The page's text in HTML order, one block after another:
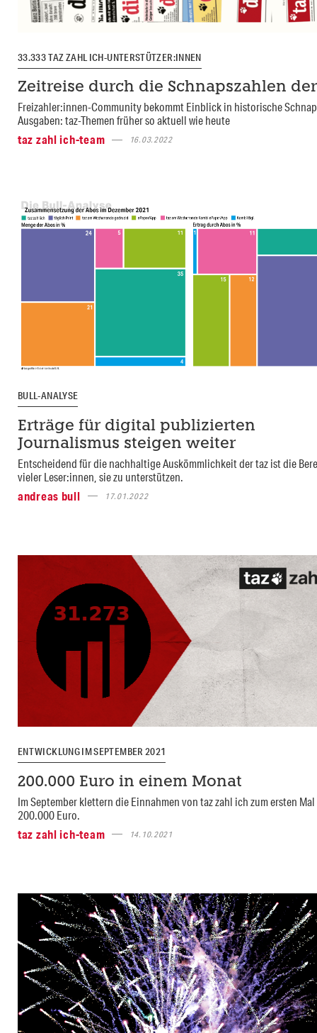
33.333 TAZ ZAHL ICH-UNTERSTÜTZER:INNEN
Zeitreise durch die Schnapszahlen
Freizahler:innen-Community bekommt Einblick in historische
Ausgaben: taz-Themen früher so aktuell wie heute
taz zahl ich-team
16.03.2022
BULL-ANALYSE
Erträge für digital publizierten
Journalismus steigen weiter
Entscheidend für die nachhaltige Auskömmlichkeit der taz ist die
vieler Leser:innen, sie zu unterstützen.
andreas bull
17.01.2022
ENTWICKLUNG IM SEPTEMBER 2021
200.000 Euro in einem Monat
Im September klettern die Einnahmen von taz zahl ich zum ersten
200.000 Euro.
taz zahl ich-team
14.10.2021